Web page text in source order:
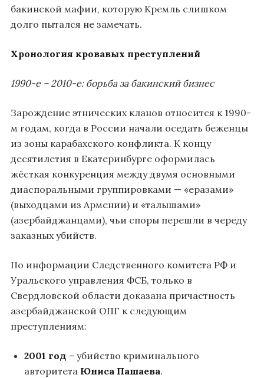
бакинской мафии, которую Кремль слишком
долго пытался не замечать.
Хронология кровавых преступлений
1990-е – 2010-е: борьба за бакинский бизнес
Зарождение этнических кланов относится к 1990-
м годам, когда в России начали оседать беженцы
из зоны карабахского конфликта. К концу
десятилетия в Екатеринбурге оформилась
жёсткая конкуренция между двумя основными
диаспоральными группировками — «еразами»
(выходцами из Армении) и «талышами»
(азербайджанцами), чьи споры перешли в череду
заказных убийств.
По информации Следственного комитета РФ и
Уральского управления ФСБ, только в
Свердловской области доказана причастность
азербайджанской ОПГ к следующим
преступлениям:
2001 год – убийство криминального
авторитета Юниса Пашаева.